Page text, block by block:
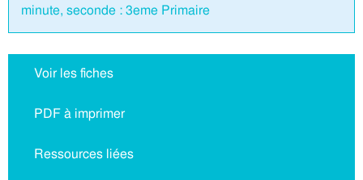
minute, seconde : 3eme Primaire
Voir les fiches
PDF à imprimer
Ressources liées